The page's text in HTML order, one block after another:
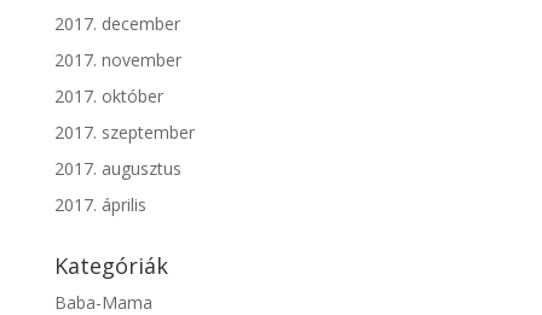
2017. december
2017. november
2017. október
2017. szeptember
2017. augusztus
2017. április
Kategóriák
Baba-Mama